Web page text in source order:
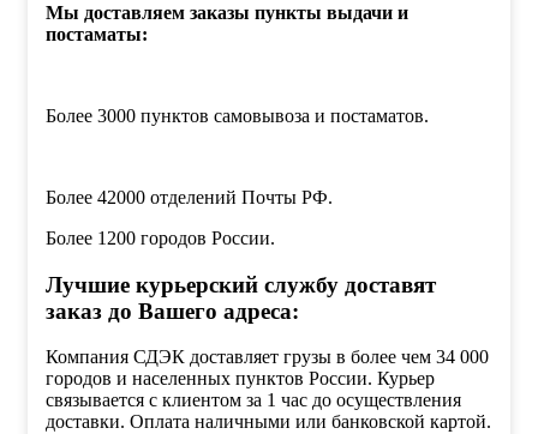
Мы доставляем заказы пункты выдачи и
постаматы:
Более 3000 пунктов самовывоза и постаматов.
Более 42000 отделений Почты РФ.
Более 1200 городов России.
Лучшие курьерский службу доставят
заказ до Вашего адреса:
Компания СДЭК доставляет грузы в более чем 34 000
городов и населенных пунктов России. Курьер
связывается с клиентом за 1 час до осуществления
доставки. Оплата наличными или банковской картой.